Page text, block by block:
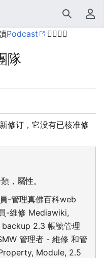
搜索
用户菜单
Podcast 🙋‍♂️🙋‍♀️
隊
修订，它没有已核准修
，屬性。
-管理真佛百科web
-維修 Mediawiki,
2.3 帳號管理
管理者 - 維修 和管
Module, 2.5